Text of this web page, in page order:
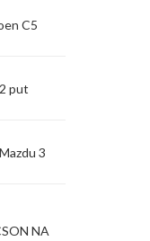
C5
put
3
NA